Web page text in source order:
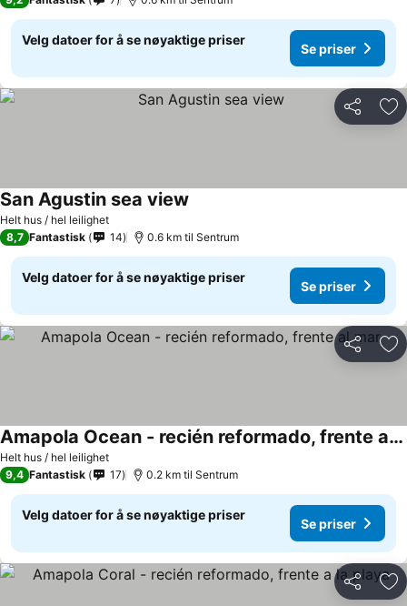
Velg datoer for å se nøyaktige priser
Se priser
Del
Helt hus / hel leilighet
San Agustin sea view
8,7 Fantastisk 14 0.6 km til Sentrum
Velg datoer for å se nøyaktige priser
Se priser
Del
Helt hus / hel leilighet
Amapola Ocean - recién reformado, frente al mar
9,4 Fantastisk 17 0.2 km til Sentrum
Velg datoer for å se nøyaktige priser
Se priser
Del